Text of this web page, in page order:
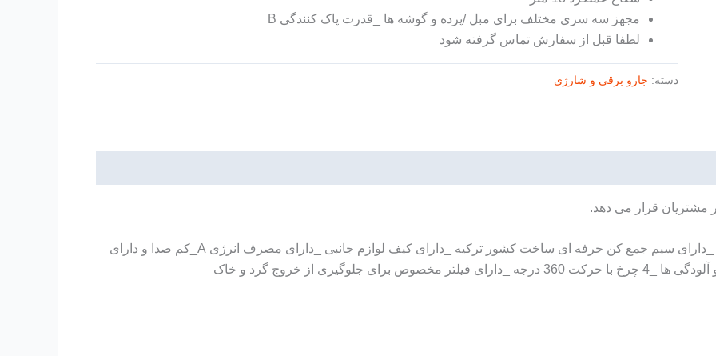
مجهز سه سری مختلف برای مبل /پرده و گوشه ها _قدرت پاک کنندگی B
لطفا قبل از سفارش تماس گرفته شود
دسته: جارو برقی و شارژی
مشتریان قرار می دهد.
دارای قدرت مکش فوق العاده بدلیل موتور ایتالیایی _دارای سیم جمع کن حرفه ای ساخت کشور ترکیه _دارای کیف لوازم جانبی _دارای مصرف انرژی A_کم صدا و دارای
از خروج گرد و خاک